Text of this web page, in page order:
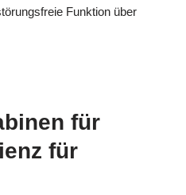
Funktion über
für
für